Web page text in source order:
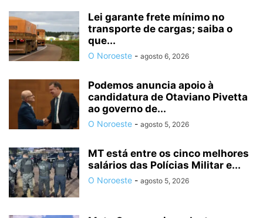
Lei garante frete mínimo no
transporte de cargas; saiba o
que...
O Noroeste - agosto 6, 2026
Podemos anuncia apoio à
candidatura de Otaviano Pivetta
ao governo de...
O Noroeste - agosto 5, 2026
MT está entre os cinco melhores
salários das Polícias Militar e...
O Noroeste - agosto 5, 2026